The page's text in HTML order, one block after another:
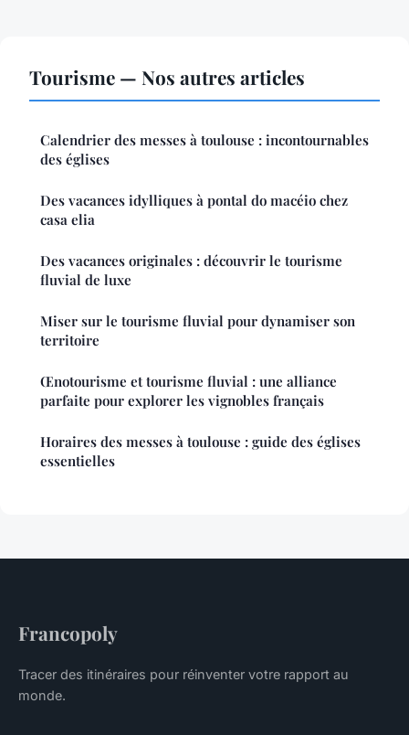
Tourisme — Nos autres articles
Calendrier des messes à toulouse : incontournables
des églises
Des vacances idylliques à pontal do macéio chez
casa elia
Des vacances originales : découvrir le tourisme
fluvial de luxe
Miser sur le tourisme fluvial pour dynamiser son
territoire
Œnotourisme et tourisme fluvial : une alliance
parfaite pour explorer les vignobles français
Horaires des messes à toulouse : guide des églises
essentielles
Francopoly
Tracer des itinéraires pour réinventer votre rapport au
monde.